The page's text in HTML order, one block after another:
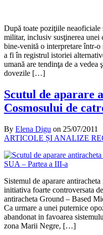
După toate poziţiile
militar, inclusiv susţinerea unei
bine-venită o interpretare într-o
a fi în registrul istoriei
umană are tendinţa de a
dovezile […]
Scutul de aparare
Cosmosului de
By Elena Digu on 25/07/2011
ARTICOLE ȘI ANALIZE
Sistemul de aparare
initiativa foarte controversata
antiracheta Ground – Based
Ca urmare a unei puternice
abandonat in favoarea
zona Marii Negre, […]